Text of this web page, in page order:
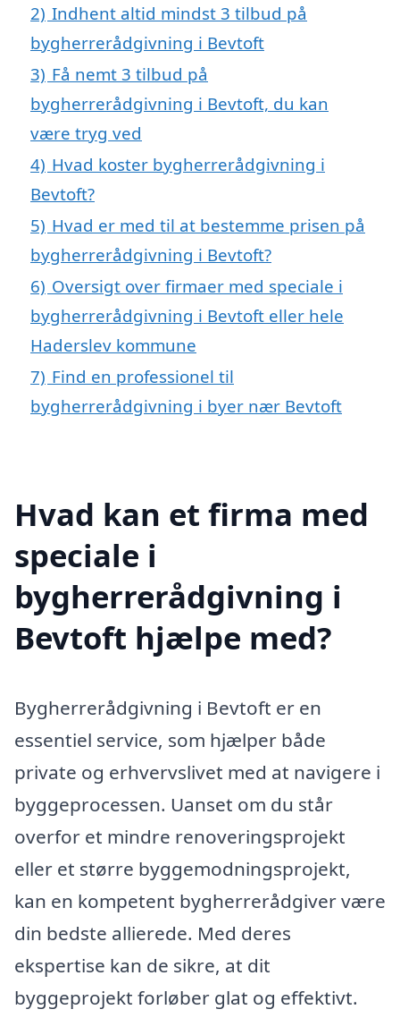
2) Indhent altid mindst 3 tilbud på
bygherrerådgivning i Bevtoft
3) Få nemt 3 tilbud på
bygherrerådgivning i Bevtoft, du kan
være tryg ved
4) Hvad koster bygherrerådgivning i
Bevtoft?
5) Hvad er med til at bestemme prisen på
bygherrerådgivning i Bevtoft?
6) Oversigt over firmaer med speciale i
bygherrerådgivning i Bevtoft eller hele
Haderslev kommune
7) Find en professionel til
bygherrerådgivning i byer nær Bevtoft
Hvad kan et firma med
speciale i
bygherrerådgivning i
Bevtoft hjælpe med?
Bygherrerådgivning i Bevtoft er en
essentiel service, som hjælper både
private og erhvervslivet med at navigere i
byggeprocessen. Uanset om du står
overfor et mindre renoveringsprojekt
eller et større byggemodningsprojekt,
kan en kompetent bygherrerådgiver være
din bedste allierede. Med deres
ekspertise kan de sikre, at dit
byggeprojekt forløber glat og effektivt.